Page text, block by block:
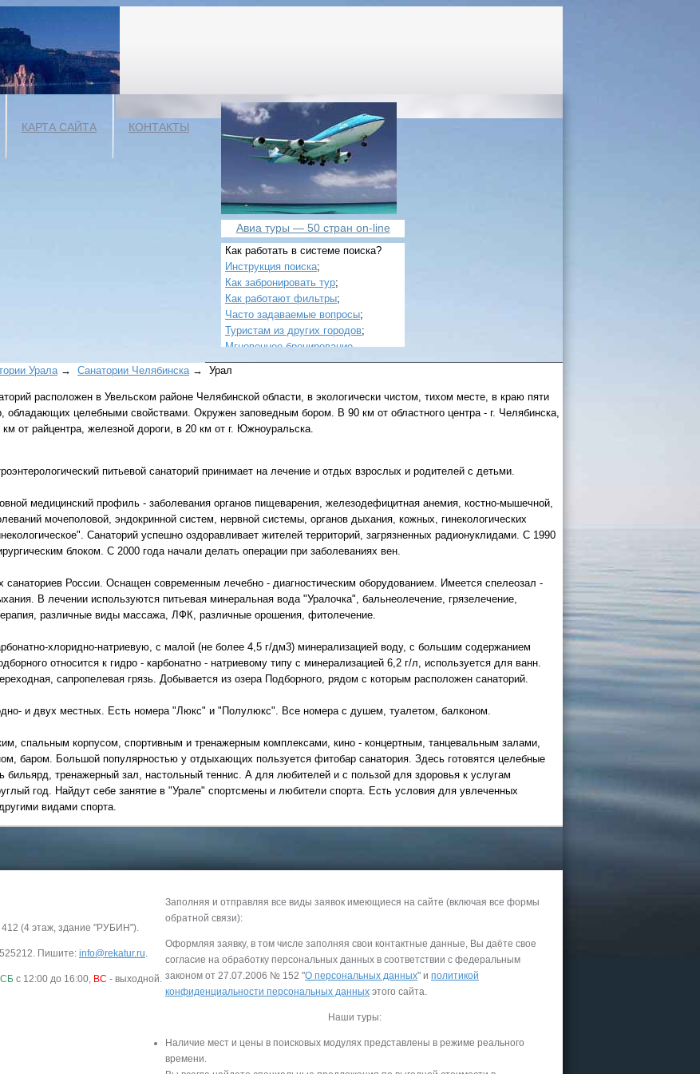
КАРТА САЙТА КОНТАКТЫ
Авиа туры — 50 стран on-line
Как работать в системе поиска?
Инструкция поиска;
Как забронировать тур;
Как работают фильтры;
Часто задаваемые вопросы;
Туристам из других городов;
Мгновенное бронирование.
Самые популярные:
Автобусные туры на черное
море.
Соль-Илецк автобусом.
Детские лагеря в Туапсе
2027 год
Круизы - 2026
Речные круизыиз Перми и Казани
программы 2027:
Урала→ Санатории Челябинска→ Урал
расположен в Увельском районе Челябинской области, в экологически чистом, тихом месте, в краю пяти
обладающих целебными свойствами. Окружен заповедным бором. В 90 км от областного центра - г. Челябинска,
км от райцентра, железной дороги, в 20 км от г. Южноуральска.
питьевой санаторий принимает на лечение и отдых взрослых и родителей с детьми.
медицинский профиль - заболевания органов пищеварения, железодефицитная анемия, костно-мышечной,
мочеполовой, эндокринной систем, нервной системы, органов дыхания, кожных, гинекологических
Санаторий успешно оздоравливает жителей территорий, загрязненных радионуклидами. С 1990
блоком. С 2000 года начали делать операции при заболеваниях вен.
санаториев России. Оснащен современным лечебно - диагностическим оборудованием. Имеется спелеозал -
В лечении используются питьевая минеральная вода "Уралочка", бальнеолечение, грязелечение,
различные виды массажа, ЛФК, различные орошения, фитолечение.
хлоридно-натриевую, с малой (не более 4,5 г/дм3) минерализацией воду, с большим содержанием
относится к гидро - карбонатно - натриевому типу с минерализацией 6,2 г/л, используется для ванн.
сапропелевая грязь. Добывается из озера Подборного, рядом с которым расположен санаторий.
и двух местных. Есть номера "Люкс" и "Полулюкс". Все номера с душем, туалетом, балконом.
спальным корпусом, спортивным и тренажерным комплексами, кино - концертным, танцевальным залами,
баром. Большой популярностью у отдыхающих пользуется фитобар санатория. Здесь готовятся целебные
бильярд, тренажерный зал, настольный теннис. А для любителей и с пользой для здоровья к услугам
год. Найдут себе занятие в "Урале" спортсмены и любители спорта. Есть условия для увлеченных
видами спорта.
412 (4 этаж, здание "РУБИН").
Пишите: info@rekatur.ru.
СБ с 12:00 до 16:00, ВС - выходной.
Заполняя и отправляя все виды заявок имеющиеся на сайте (включая все формы
обратной связи):
Оформляя заявку, в том числе заполняя свои контактные данные, Вы даёте свое
согласие на обработку персональных данных в соответствии с федеральным
законом от 27.07.2006 № 152 "О персональных данных" и политикой
конфиденциальности персональных данных этого сайта.
Наши туры:
Наличие мест и цены в поисковых модулях представлены в режиме реального
времени.